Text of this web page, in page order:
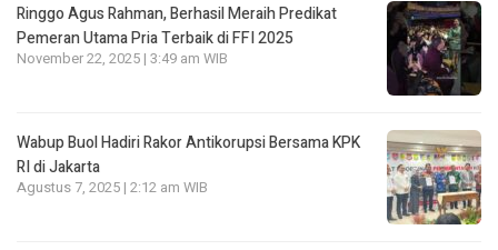
Ringgo Agus Rahman, Berhasil Meraih Predikat
Pemeran Utama Pria Terbaik di FFI 2025
November 22, 2025 | 3:49 am WIB
Wabup Buol Hadiri Rakor Antikorupsi Bersama KPK
RI di Jakarta
Agustus 7, 2025 | 2:12 am WIB